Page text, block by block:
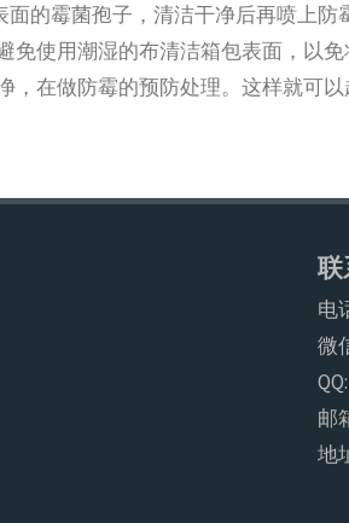
面的霉菌孢子，清洁干净后再喷上
免使用潮湿的布清洁箱包表面，以
，在做防霉的预防处理。这样就可以
电
微
邮
地